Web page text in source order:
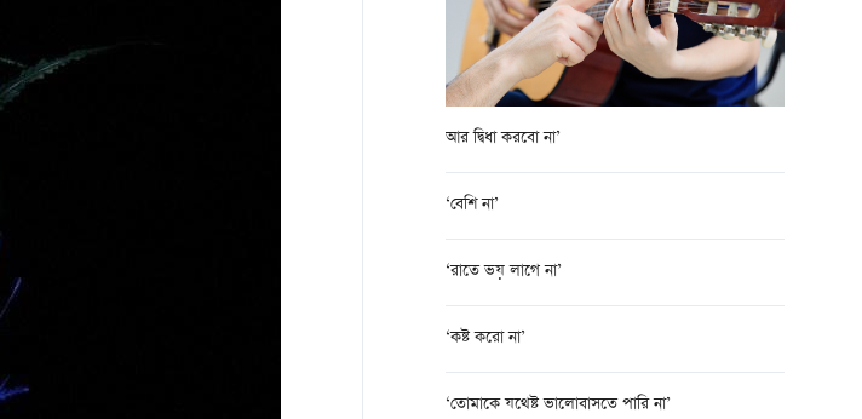
আর দ্বিধা করবো না’
‘বেশি না’
‘রাতে ভয় লাগে না’
‘কষ্ট করো না’
‘তোমাকে যথেষ্ট ভালোবাসতে পারি না’